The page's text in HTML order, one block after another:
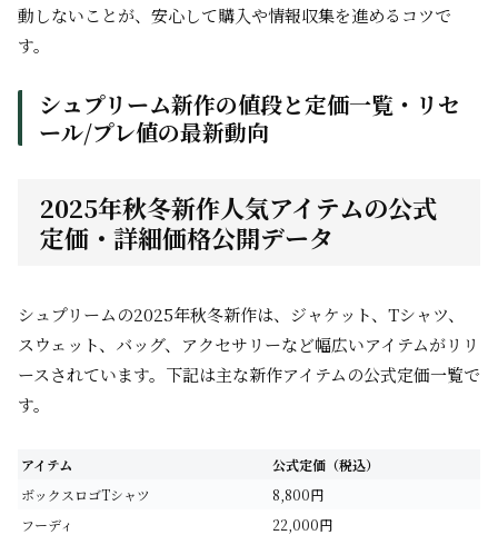
動しないことが、安心して購入や情報収集を進めるコツで
す。
シュプリーム新作の値段と定価一覧・リセ
ール/プレ値の最新動向
2025年秋冬新作人気アイテムの公式
定価・詳細価格公開データ
シュプリームの2025年秋冬新作は、ジャケット、Tシャツ、
スウェット、バッグ、アクセサリーなど幅広いアイテムがリリ
ースされています。下記は主な新作アイテムの公式定価一覧で
す。
アイテム
公式定価（税込）
ボックスロゴTシャツ
8,800円
フーディ
22,000円